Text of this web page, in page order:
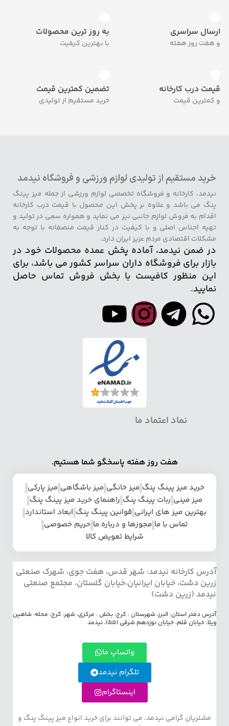
ارسال سراسری
و هفت روز هفته
به روز ترین محصولات
با بهترین کیفیت
قیمت درب کارخانه
و کمترین قیمت
تضمین کمترین قیمت
خرید مستقیم از تولیدی
خرید مستقیم از تولیدی لوازم ورزشی و فروشگاه نیدمد
نیدمد، کارخانه و فروشگاه تخصصی لوازم ورزشی از جمله میز پینگ
پنگ می باشد و علاوه بر پخش این محصول با قیمت درب کارخانه
اقدام به فروش لوازم جانبی نیز می نماید و همواره سعی در تولید و
تهیه اجناس اصلی و با کیفیت در کنار قیمت منصفانه با توجه به
مشکلات اقتصادی مردم عزیز ایران دارد.
در ضمن نیدمد، آماده پخش عمده محصولات خود در
بازار برای فروشگاه داران سراسر کشور می باشد، برای
این منظور کافیست با بخش فروش تماس حاصل
نمایید.
نماد اعتماد ما
هفت روز هفته پاسخگو شما هستیم.
خرید میز پینگ پنگ میز خانگی میز باشگاهی میز پارکی
میز مینی ربات پینگ پنگ راهنمای خرید میز پینگ پنگ
بهترین میز های ایرانی قوانین پینگ پنگ ابعاد استاندارد
تماس با ما مجوزها و درباره ما حریم خصوصی
شرایط تعویض کالا
آدرس کارخانه نیدمد: شهر قدس، هفت جوی، شهرک صنعتی
زرین دشت، خیابان ایرانیان،خیابان گلستان، مجتمع صنعتی
نیدمد (زرین دشت)
آدرس دفتر استان: البرز، شهرستان : کرج، بخش : مرکزی، شهر: کرج، محله: شاهین
ویلا، خیابان قلم، خیابان نوزدهم شرقی (55)، نیدمد
واتساپ ما
تلگرام نیدمد
اینستاگرام
مشتریان گرامی نیدمد، می توانند برای خرید انواع میز پینگ پنگ و